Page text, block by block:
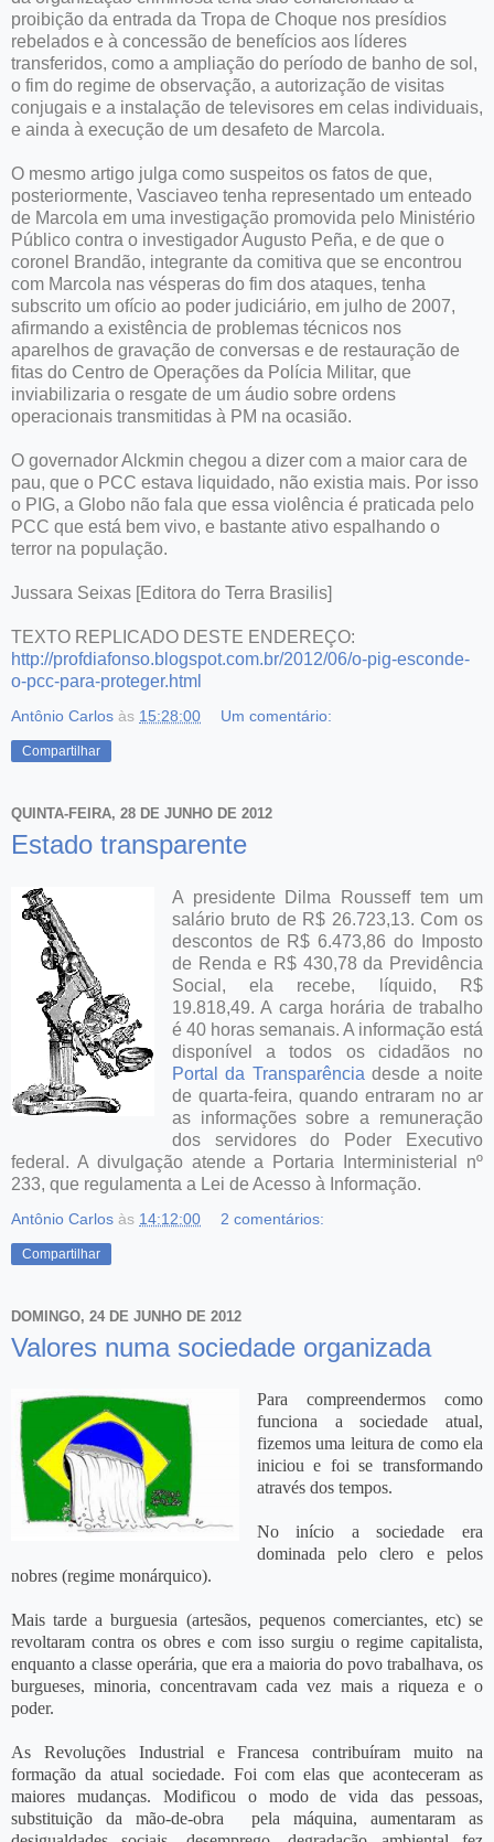
proibição da entrada da Tropa de Choque nos presídios
rebelados e à concessão de benefícios aos líderes
transferidos, como a ampliação do período de banho de sol,
o fim do regime de observação, a autorização de visitas
conjugais e a instalação de televisores em celas individuais,
e ainda à execução de um desafeto de Marcola.
O mesmo artigo julga como suspeitos os fatos de que,
posteriormente, Vasciaveo tenha representado um enteado
de Marcola em uma investigação promovida pelo Ministério
Público contra o investigador Augusto Peña, e de que o
coronel Brandão, integrante da comitiva que se encontrou
com Marcola nas vésperas do fim dos ataques, tenha
subscrito um ofício ao poder judiciário, em julho de 2007,
afirmando a existência de problemas técnicos nos
aparelhos de gravação de conversas e de restauração de
fitas do Centro de Operações da Polícia Militar, que
inviabilizaria o resgate de um áudio sobre ordens
operacionais transmitidas à PM na ocasião.
O governador Alckmin chegou a dizer com a maior cara de
pau, que o PCC estava liquidado, não existia mais. Por isso
o PIG, a Globo não fala que essa violência é praticada pelo
PCC que está bem vivo, e bastante ativo espalhando o
terror na população.
Jussara Seixas [Editora do Terra Brasilis]
TEXTO REPLICADO DESTE ENDEREÇO:
http://profdiafonso.blogspot.com.br/2012/06/o-pig-esconde-
o-pcc-para-proteger.html
Antônio Carlos às 15:28:00 Um comentário:
Compartilhar
QUINTA-FEIRA, 28 DE JUNHO DE 2012
Estado transparente
A presidente Dilma Rousseff tem um
salário bruto de R$ 26.723,13. Com os
descontos de R$ 6.473,86 do Imposto
de Renda e R$ 430,78 da Previdência
Social, ela recebe, líquido, R$
19.818,49. A carga horária de trabalho
é 40 horas semanais. A informação está
disponível a todos os cidadãos no
Portal da Transparência desde a noite
de quarta-feira, quando entraram no ar
as informações sobre a remuneração
dos servidores do Poder Executivo
federal. A divulgação atende a Portaria Interministerial nº
233, que regulamenta a Lei de Acesso à Informação.
Antônio Carlos às 14:12:00 2 comentários:
Compartilhar
DOMINGO, 24 DE JUNHO DE 2012
Valores numa sociedade organizada
Para compreendermos como
funciona a sociedade atual,
fizemos uma leitura de como ela
iniciou e foi se transformando
através dos tempos.
No início a sociedade era
dominada pelo clero e pelos
nobres (regime monárquico).
Mais tarde a burguesia (artesãos, pequenos comerciantes, etc) se
revoltaram contra os obres e com isso surgiu o regime capitalista,
enquanto a classe operária, que era a maioria do povo trabalhava, os
burgueses, minoria, concentravam cada vez mais a riqueza e o
poder.
As Revoluções Industrial e Francesa contribuíram muito na
formação da atual sociedade. Foi com elas que aconteceram as
maiores mudanças. Modificou o modo de vida das pessoas,
substituição da mão-de-obra pela máquina, aumentaram as